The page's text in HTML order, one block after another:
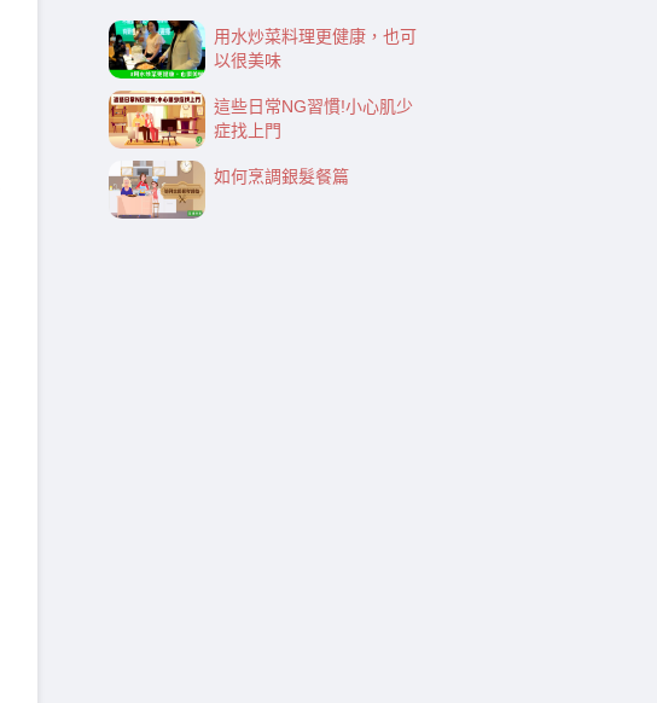
用水炒菜料理更健康，也可
以很美味
這些日常NG習慣!小心肌少
症找上門
如何烹調銀髮餐篇